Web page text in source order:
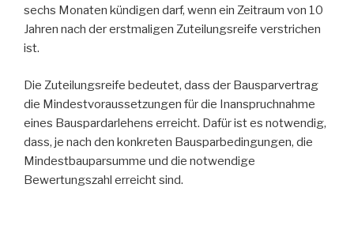
sechs Monaten kündigen darf, wenn ein Zeitraum von 10
Jahren nach der erstmaligen Zuteilungsreife verstrichen
ist.
Die Zuteilungsreife bedeutet, dass der Bausparvertrag
die Mindestvoraussetzungen für die Inanspruchnahme
eines Bauspardarlehens erreicht. Dafür ist es notwendig,
dass, je nach den konkreten Bausparbedingungen, die
Mindestbauparsumme und die notwendige
Bewertungszahl erreicht sind.